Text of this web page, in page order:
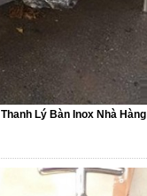
Thanh Lý Bàn Inox Nhà Hàng